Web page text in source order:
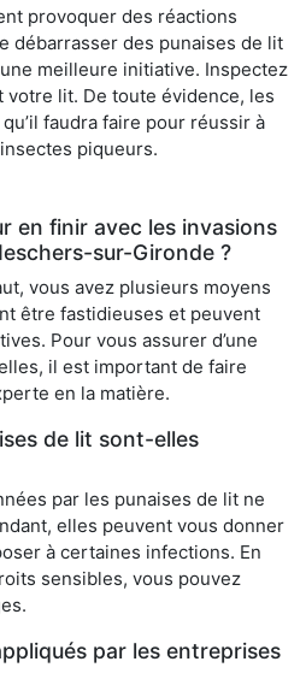
provoquer des réactions
débarrasser des punaises de lit
meilleure initiative. Inspectez
votre lit. De toute évidence, les
faudra faire pour réussir à
piqueurs.
en finir avec les invasions
sur-Gironde ?
vous avez plusieurs moyens
être fastidieuses et peuvent
Pour vous assurer d’une
il est important de faire
en la matière.
de lit sont-elles
par les punaises de lit ne
elles peuvent vous donner
à certaines infections. En
sensibles, vous pouvez
par les entreprises